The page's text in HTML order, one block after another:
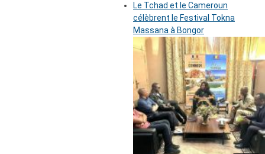
Le Tchad et le Cameroun
célèbrent le Festival Tokna
Massana à Bongor